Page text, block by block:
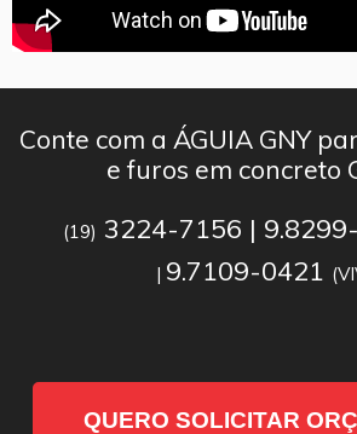
Conte com a ÁGUIA GNY
e furos em concreto
(19) 3224-7156 |
| 9.7109-0421
QUERO SOLICITAR